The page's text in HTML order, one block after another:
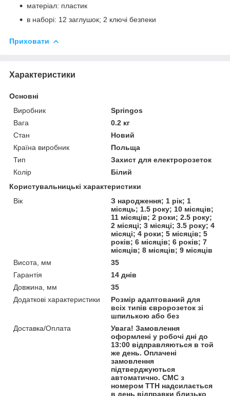
матеріал: пластик
в наборі: 12 заглушок; 2 ключі безпеки
Приховати
Характеристики
Основні
Виробник
Springos
Вага
0.2 кг
Стан
Новий
Країна виробник
Польща
Тип
Захист для електророзеток
Колір
Білий
Користувальницькі характеристики
Вік
З народження; 1 рік; 1
місяць; 1.5 року; 10 місяців;
11 місяців; 2 роки; 2.5 року;
2 місяці; 3 місяці; 3.5 року; 4
місяці; 4 роки; 5 місяців; 5
років; 6 місяців; 6 років; 7
місяців; 8 місяців; 9 місяців
Висота, мм
35
Гарантія
14 днів
Довжина, мм
35
Додаткові характеристики
Розмір адаптований для
всіх типів євророзеток зі
шпилькою або без
Доставка/Оплата
Увага! Замовлення
оформлені у робочі дні до
13:00 відправляються в той
же день. Оплачені
замовлення
підтверджуються
автоматично. СМС з
номером ТТН надсилається
в день відправки близько